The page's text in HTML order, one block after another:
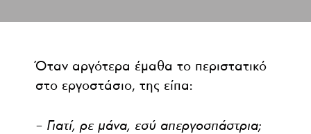
Όταν αργότερα έμαθα το περιστατικό
στο εργοστάσιο, της είπα:
– Γιατί, ρε μάνα, εσύ απεργοσπάστρια;